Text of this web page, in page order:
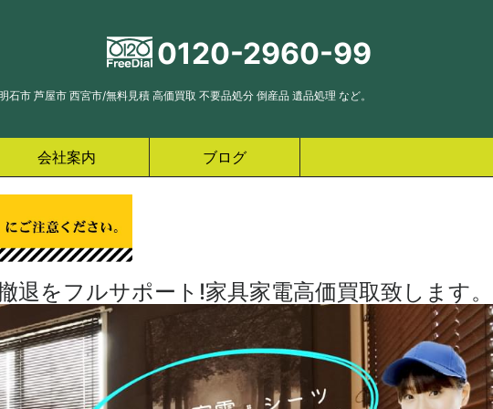
0120-2960-99
市 芦屋市 西宮市/無料見積 高価買取 不要品処分 倒産品 遺品処理 など。
会社案内 ブログ
退をフルサポート!家具家電高価買取致します。